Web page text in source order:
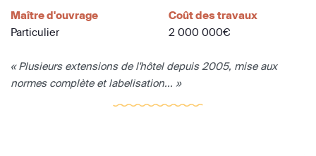
Maître d'ouvrage
Particulier
Coût des travaux
2 000 000€
« Plusieurs extensions de l'hôtel depuis 2005, mise aux
normes complète et labelisation... »